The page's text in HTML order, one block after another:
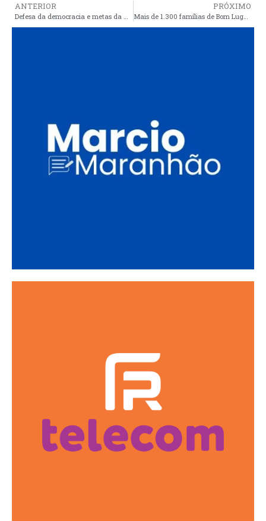
ANTERIOR PRÓXIMO
Mais de 1.300 famílias de Bom Lugar e Matões recebem cartões do Programa Maranhão Livre da Fome